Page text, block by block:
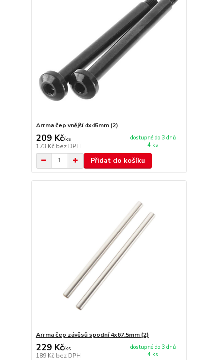
Arrma čep vnější 4x45mm (2)
209 Kč/ks
173 Kč bez DPH
dostupné do 3 dnů
4 ks
Přidat do košíku
Arrma čep závěsů spodní 4x67.5mm (2)
229 Kč/ks
189 Kč bez DPH
dostupné do 3 dnů
4 ks